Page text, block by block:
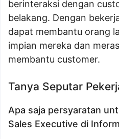
berinteraksi dengan
belakang. Dengan
dapat membantu orang
impian mereka dan
membantu customer.
Tanya Seputar
Apa saja persyaratan
Sales Executive di